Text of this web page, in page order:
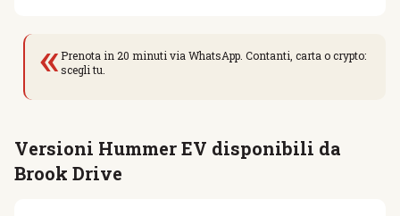
«Prenota in 20 minuti via WhatsApp. Contanti, carta o crypto:
scegli tu.
Versioni Hummer EV disponibili da
Brook Drive